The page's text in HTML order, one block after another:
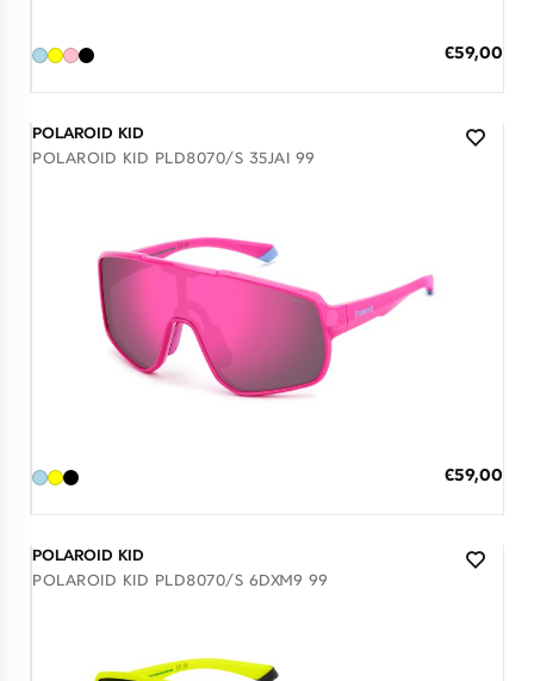
Ειδική
€59,00
POLAROID KID
POLAROID KID PLD8070/S 35JAI 99
Ειδική
€59,00
POLAROID KID
POLAROID KID PLD8070/S 6DXM9 99